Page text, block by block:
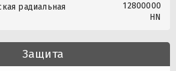
радиальная
12800000
HN
Защита